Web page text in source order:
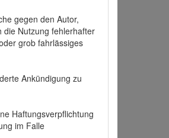
gegen den Autor,
die Nutzung fehlerhafter
grob fahrlässiges
Ankündigung zu
Haftungsverpflichtung
im Falle